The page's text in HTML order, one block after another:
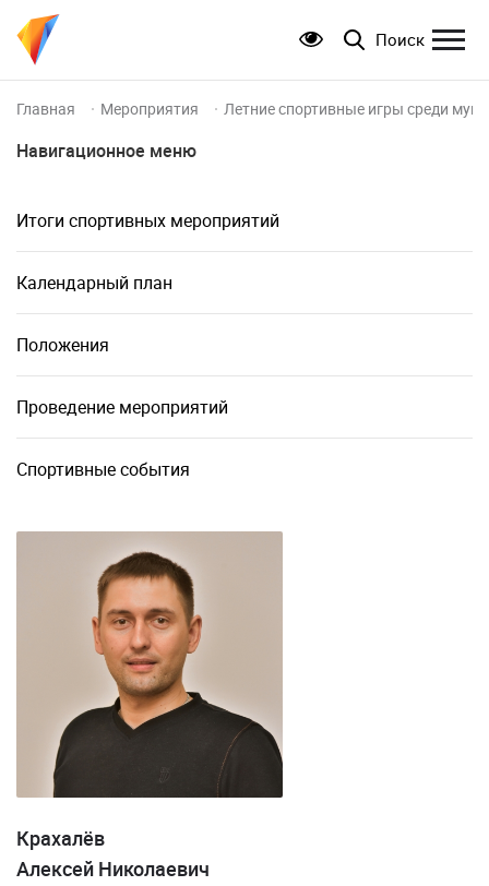
Поиск
Главная Мероприятия Летние спортивные игры среди
Навигационное меню
Итоги спортивных мероприятий
Календарный план
Положения
Проведение мероприятий
Спортивные события
Крахалёв
Алексей Николаевич